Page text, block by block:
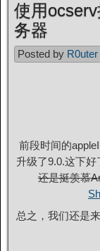
使用
务器
Posted by R0uter
前段时间的
升级了9.0.这下好
还是挺羡慕
总之，我们还是